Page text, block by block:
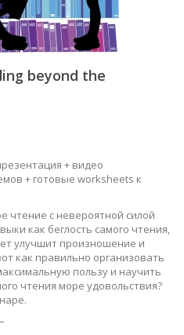
beyond the
+ видео
+ готовые worksheets к
чтение с невероятной силой
как беглость самого чтения,
улучшит произношение и
как правильно организовать
пользу и научить
чтения море удовольствия?